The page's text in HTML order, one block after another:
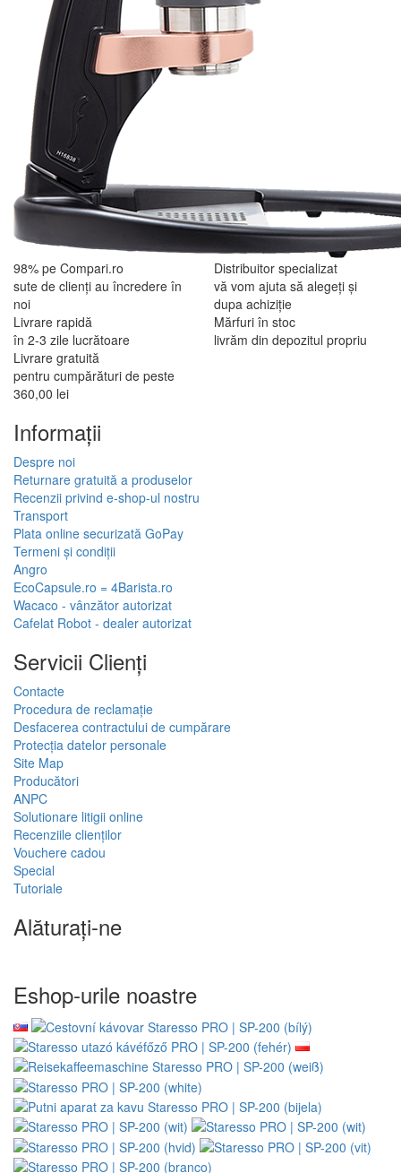
98% pe Compari.ro
sute de clienți au încredere în
noi
Distribuitor specializat
vă vom ajuta să alegeți și
dupa achiziție
Livrare rapidă
în 2-3 zile lucrătoare
Mărfuri în stoc
livrăm din depozitul propriu
Livrare gratuită
pentru cumpărături de peste
360,00 lei
Informaţii
Despre noi
Returnare gratuită a produselor
Recenzii privind e-shop-ul nostru
Transport
Plata online securizată GoPay
Termeni și condiții
Angro
EcoCapsule.ro = 4Barista.ro
Wacaco - vânzător autorizat
Cafelat Robot - dealer autorizat
Servicii Clienţi
Contacte
Procedura de reclamație
Desfacerea contractului de cumpărare
Protecția datelor personale
Site Map
Producători
ANPC
Solutionare litigii online
Recenziile clienților
Vouchere cadou
Special
Tutoriale
Alăturați-ne
Eshop-urile noastre